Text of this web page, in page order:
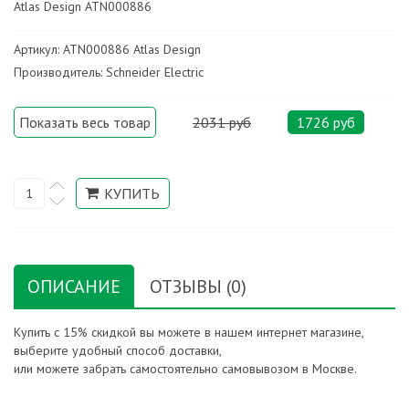
Atlas Design ATN000886
Артикул: ATN000886 Atlas Design
Производитель: Schneider Electric
Показать весь товар 2031 руб 1726 руб
ОПИСАНИЕ ОТЗЫВЫ (0)
Купить с 15% скидкой вы можете в нашем интернет магазине,
выберите удобный способ доставки,
или можете забрать самостоятельно самовывозом в Москве.